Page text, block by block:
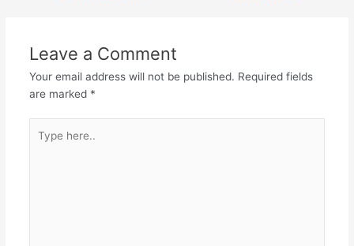
Leave a Comment
Your email address will not be published. Required fields
are marked *
here..